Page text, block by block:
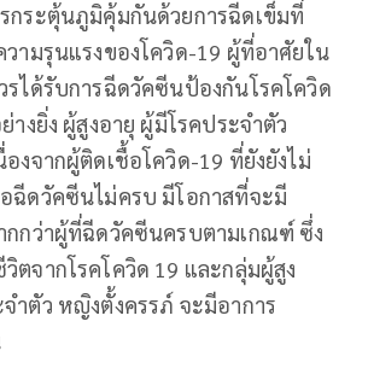
กระตุ้นภูมิคุ้มกันด้วยการฉีดเข็มที่
ามรุนแรงของโควิด-19 ผู้ที่อาศัยใน
ได้รับการฉีดวัคซีนป้องกันโรคโควิด
างยิ่ง ผู้สูงอายุ ผู้มีโรคประจำตัว
งจากผู้ติดเชื้อโควิด-19 ที่ยังยังไม่
ฉีดวัคซีนไม่ครบ มีโอกาสที่จะมี
กกว่าผู้ที่ฉีดวัคซีนครบตามเกณฑ์ ซึ่ง
วิตจากโรคโควิด 19 และกลุ่มผู้สูง
ำตัว หญิงตั้งครรภ์ จะมีอาการ